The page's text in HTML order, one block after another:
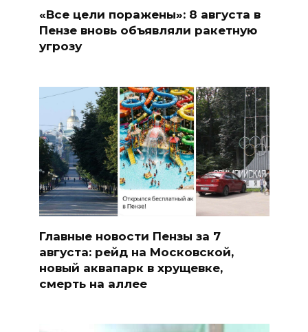
«Все цели поражены»: 8 августа в
Пензе вновь объявляли ракетную
угрозу
Главные новости Пензы за 7
августа: рейд на Московской,
новый аквапарк в хрущевке,
смерть на аллее